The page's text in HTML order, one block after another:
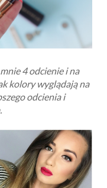
4 odcienie i na
kolory wyglądają na
odcienia i